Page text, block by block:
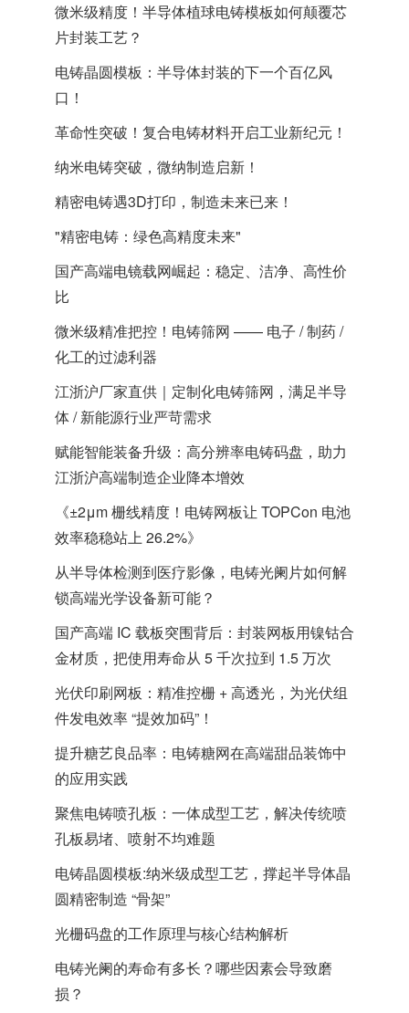
微米级精度！半导体植球电铸模板如何颠覆芯
片封装工艺？
电铸晶圆模板：半导体封装的下一个百亿风
口！
革命性突破！复合电铸材料开启工业新纪元！
纳米电铸突破，微纳制造启新！
精密电铸遇3D打印，制造未来已来！
"精密电铸：绿色高精度未来"
国产高端电镜载网崛起：稳定、洁净、高性价
比
微米级精准把控！电铸筛网 —— 电子 / 制药 /
化工的过滤利器
江浙沪厂家直供｜定制化电铸筛网，满足半导
体 / 新能源行业严苛需求
赋能智能装备升级：高分辨率电铸码盘，助力
江浙沪高端制造企业降本增效
《±2μm 栅线精度！电铸网板让 TOPCon 电池
效率稳稳站上 26.2%》
从半导体检测到医疗影像，电铸光阑片如何解
锁高端光学设备新可能？
国产高端 IC 载板突围背后：封装网板用镍钴合
金材质，把使用寿命从 5 千次拉到 1.5 万次
光伏印刷网板：精准控栅 + 高透光，为光伏组
件发电效率 “提效加码”！
提升糖艺良品率：电铸糖网在高端甜品装饰中
的应用实践
聚焦电铸喷孔板：一体成型工艺，解决传统喷
孔板易堵、喷射不均难题
电铸晶圆模板:纳米级成型工艺，撑起半导体晶
圆精密制造 “骨架”
光栅码盘的工作原理与核心结构解析
电铸光阑的寿命有多长？哪些因素会导致磨
损？